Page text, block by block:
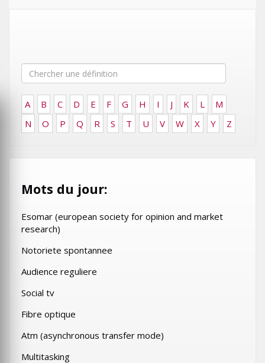
A B C D E F G H I J K L
M
N
O P Q R S T U V W X Y Z
Mots du jour:
Esomar (european society for opinion and market
research)
Notoriete spontannee
Audience reguliere
Social tv
Fibre optique
Atm (asynchronous transfer mode)
Multitasking